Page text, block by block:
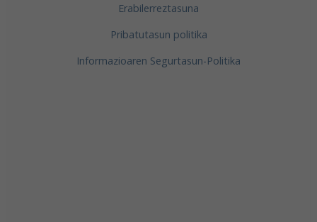
Erabilerreztasuna
Pribatutasun politika
Informazioaren Segurtasun-Politika